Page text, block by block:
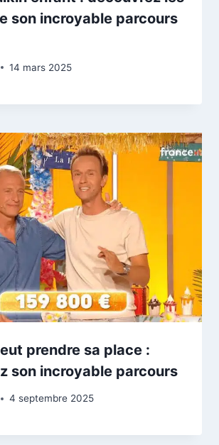
son incroyable parcours
14 mars 2025
prendre sa place :
son incroyable parcours
4 septembre 2025